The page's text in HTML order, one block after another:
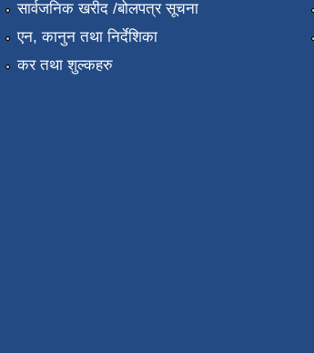
सार्वजनिक खरीद /बोलपत्र सूचना
एन, कानुन तथा निर्देशिका
कर तथा शुल्कहरु